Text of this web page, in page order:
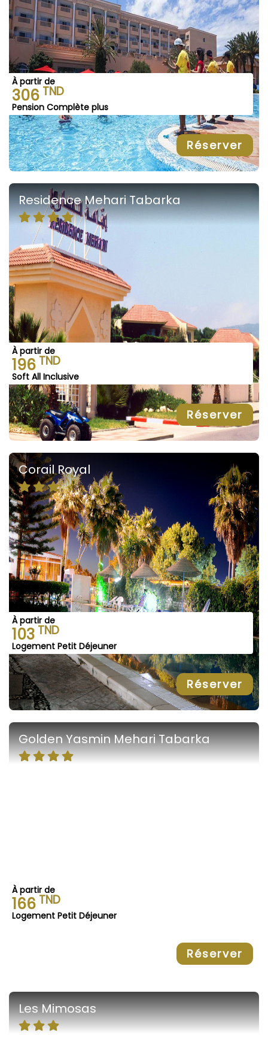
À partir de
306 TND
Pension Complète plus
Réserver
Residence Mehari Tabarka
À partir de
196 TND
Soft All Inclusive
Réserver
Corail Royal
À partir de
103 TND
Logement Petit Déjeuner
Réserver
Golden Yasmin Mehari Tabarka
À partir de
166 TND
Logement Petit Déjeuner
Réserver
Les Mimosas